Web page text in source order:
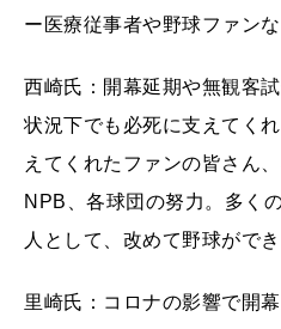
ー医療従事者や野球ファン
西崎氏：開幕延期や無観客
状況下でも必死に支えてく
えてくれたファンの皆さん
NPB、各球団の努力。多く
人として、改めて野球がで
里崎氏：コロナの影響で開